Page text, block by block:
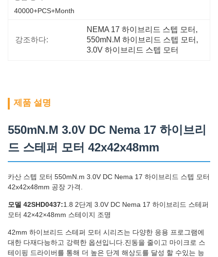
40000+PCS+Month
강조하다:
NEMA 17 하이브리드 스텝 모터 ,
550mN.M 하이브리드 스텝 모터 ,
3.0V 하이브리드 스텝 모터
제품 설명
550mN.M 3.0V DC Nema 17 하이브리
드 스테퍼 모터 42x42x48mm
카산 스텝 모터 550mN.m 3.0V DC Nema 17 하이브리드 스텝 모터
42x42x48mm 공장 가격.
모델 42SHD0437:1.8 2단계 3.0V DC Nema 17 하이브리드 스테퍼
모터 42×42×48mm 스테이지 조명
42mm 하이브리드 스테퍼 모터 시리즈는 다양한 응용 프로그램에
대한 다재다능하고 강력한 옵션입니다.진동을 줄이고 마이크로 스
테이핑 드라이버를 통해 더 높은 단계 해상도를 달성 할 수있는 능